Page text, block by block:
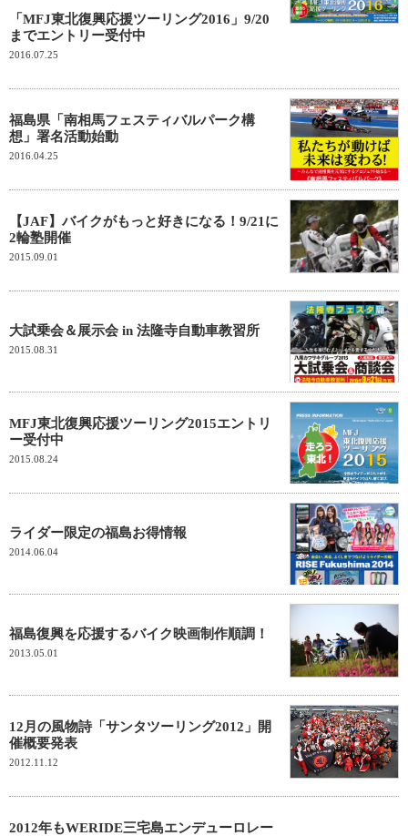
「MFJ東北復興応援ツーリング2016」9/20
までエントリー受付中
2016.07.25
福島県「南相馬フェスティバルパーク構
想」署名活動始動
2016.04.25
【JAF】バイクがもっと好きになる！9/21に
2輪塾開催
2015.09.01
大試乗会＆展示会 in 法隆寺自動車教習所
2015.08.31
MFJ東北復興応援ツーリング2015エントリ
ー受付中
2015.08.24
ライダー限定の福島お得情報
2014.06.04
福島復興を応援するバイク映画制作順調！
2013.05.01
12月の風物詩「サンタツーリング2012」開
催概要発表
2012.11.12
2012年もWERIDE三宅島エンデューロレー